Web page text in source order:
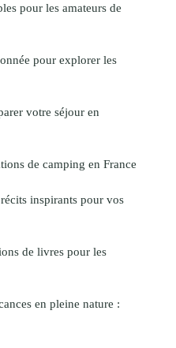
pour les amateurs de
pour explorer les
votre séjour en
de camping en France
inspirants pour vos
de livres pour les
en pleine nature :